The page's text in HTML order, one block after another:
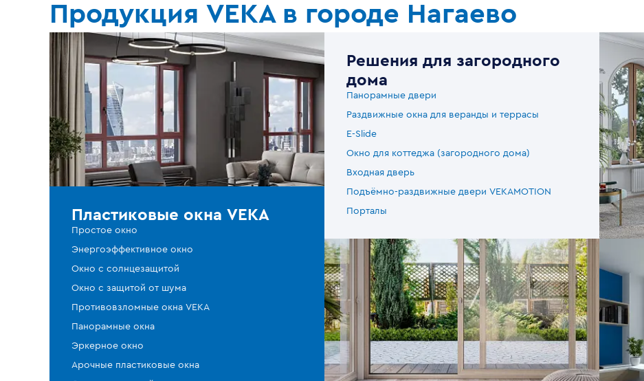
Продукция VEKA в городе Нагаево
Пластиковые окна VEKA
Простое окно
Энергоэффективное окно
Окно с солнцезащитой
Окно с защитой от шума
Противовзломные окна VEKA
Панорамные окна
Эркерное окно
Арочные пластиковые окна
Решения для загородного
дома
Панорамные двери
Раздвижные окна для веранды и террасы
E-Slide
Окно для коттеджа (загородного дома)
Входная дверь
Подъёмно-раздвижные двери VEKAMOTION
Порталы